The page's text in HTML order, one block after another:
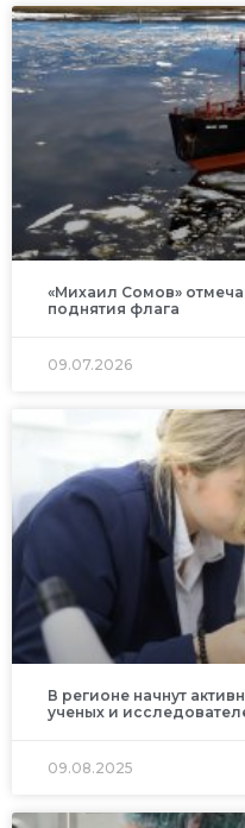
«Михаил Сомов»
поднятия флага
09.07.2026
В регионе начнут
ученых и
09.08.2025